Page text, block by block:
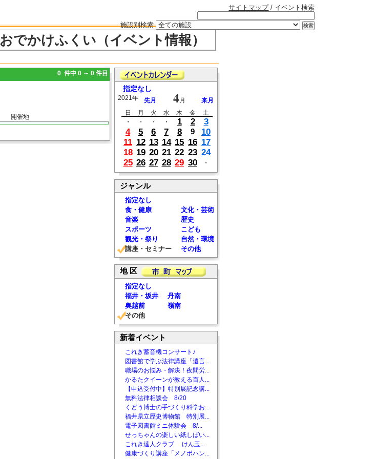
サイトマップ/ イベント検索
施設別検索
おでかけふくい（イベント情報）
0 件中 0 ～ 0 件目
開催地
指定なし
2021年 先月 4月
来月
日
月 火 水 木 金
土
・
・ ・ ・ 1 2
3
4
5 6 7 8 9
10
11 12 13 14 15 16 17
18 19 20 21 22 23 24
25 26 27 28 29 30 ・
ジャンル
指定なし
食・健康
文化・芸術
音楽
歴史
スポーツ
こども
観光・祭り
自然・環境
講座・セミナー
その他
地 区
指定なし
福井・坂井
丹南
奥越前
嶺南
その他
新着イベント
これき蓄音機コンサート♪
図書館で学ぶ法律講座「遺言...
職場のお悩み・解決！夜間労...
かるたクイーンが教える百人...
【申込受付中】特別展記念講...
無料法律相談会 8/20
くどう博士の手づくり科学お...
福井県立歴史博物館 特別展...
電子図書館ミニ体験会 8/...
せっちゃんの楽しい紙しばい...
これき達人クラブ けん玉...
健康づくり講座「メノポハン...